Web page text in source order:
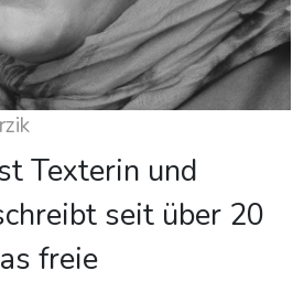
Texterin und
seit über 20
freie